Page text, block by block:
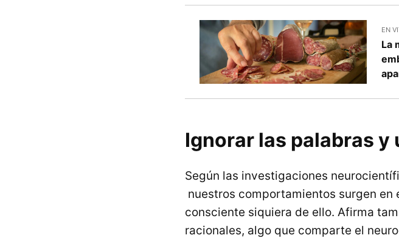
EN
La
Ignorar las palabras y
Según las investigaciones
nuestros comportamientos surgen
consciente siquiera de ello. Afirma
racionales, algo que comparte el